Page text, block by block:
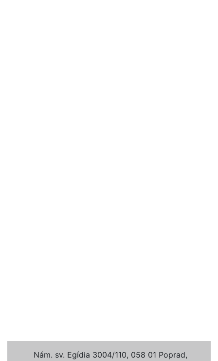
Nám. sv. Egídia 3004/110, 058 01 Poprad,